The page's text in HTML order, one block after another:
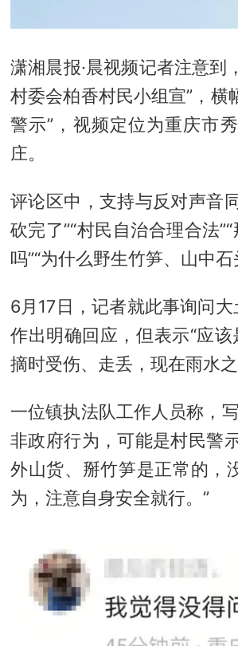
潇湘晨报·晨视频记者注意到
村委会柏香村民小组宣”，横
警示”，视频定位为重庆市
庄。
评论区中，支持与反对声音
砍完了”“村民自治合理合法
吗”“为什么野生竹笋、山中
6月17日，记者就此事询问
作出明确回应，但表示“应
摘时受伤、走丢，现在雨水
一位镇执法队工作人员称，
非政府行为，可能是村民警
外山货、掰竹笋是正常的，
为，注意自身安全就行。”